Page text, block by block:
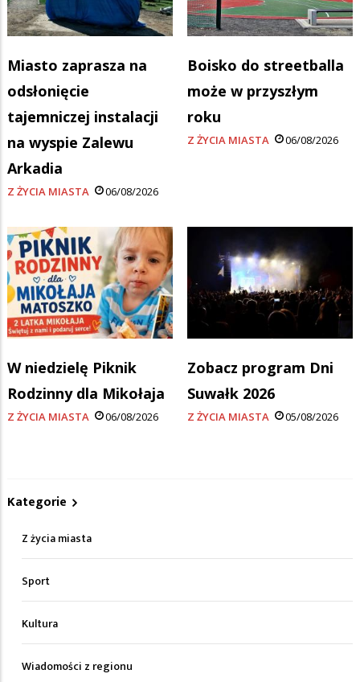
Miasto zaprasza na
odsłonięcie
tajemniczej instalacji
na wyspie Zalewu
Arkadia
Z ŻYCIA MIASTA 06/08/2026
Boisko do streetballa
może w przyszłym
roku
Z ŻYCIA MIASTA 06/08/2026
W niedzielę Piknik
Rodzinny dla Mikołaja
Z ŻYCIA MIASTA 06/08/2026
Zobacz program Dni
Suwałk 2026
Z ŻYCIA MIASTA 05/08/2026
Kategorie
Z życia miasta
Sport
Kultura
Wiadomości z regionu